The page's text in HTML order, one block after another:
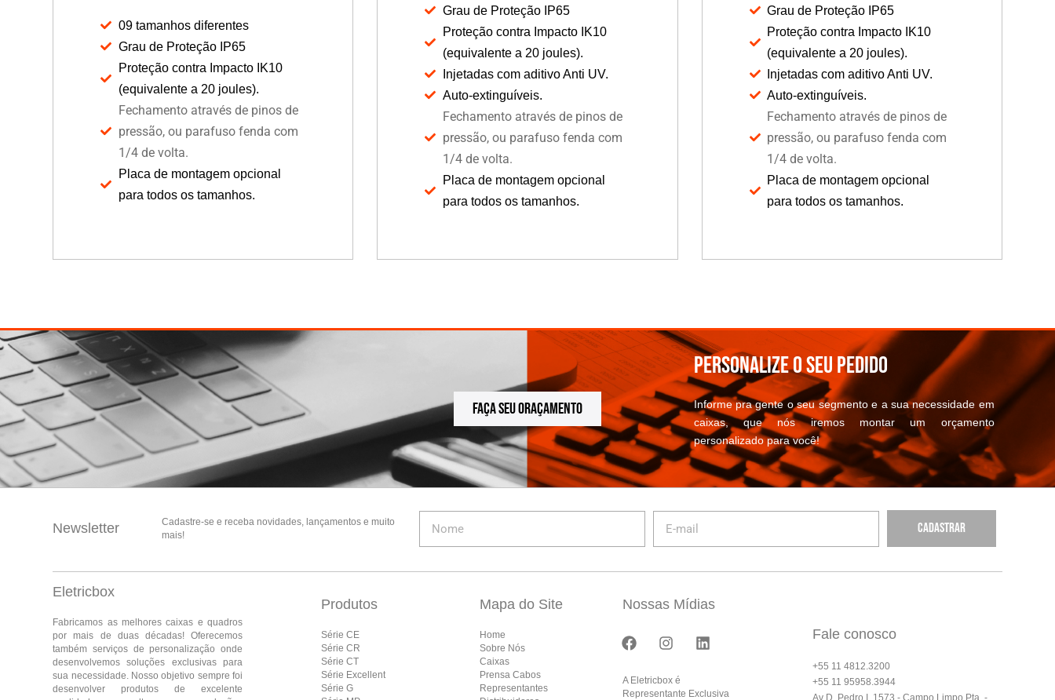
09 tamanhos diferentes
Grau de Proteção IP65
Proteção contra Impacto IK10
(equivalente a 20 joules).
Fechamento através de pinos de
pressão, ou parafuso fenda com
1/4 de volta.
Placa de montagem opcional
para todos os tamanhos.
Grau de Proteção IP65
Proteção contra Impacto IK10
(equivalente a 20 joules).
Injetadas com aditivo Anti UV.
Auto-extinguíveis.
Fechamento através de pinos de
pressão, ou parafuso fenda com
1/4 de volta.
Placa de montagem opcional
para todos os tamanhos.
Grau de Proteção IP65
Proteção contra Impacto IK10
(equivalente a 20 joules).
Injetadas com aditivo Anti UV.
Auto-extinguíveis.
Fechamento através de pinos de
pressão, ou parafuso fenda com
1/4 de volta.
Placa de montagem opcional
para todos os tamanhos.
FAÇA SEU ORAÇAMENTO
Personalize o seu pedido
Informe pra gente o seu segmento e a sua necessidade em
caixas, que nós iremos montar um orçamento
personalizado para você!
Newsletter
Cadastre-se e receba novidades, lançamentos e muito
mais!
Cadastrar
Eletricbox
Fabricamos as melhores caixas e quadros
por mais de duas décadas! Oferecemos
também serviços de personalização onde
desenvolvemos soluções exclusivas para
sua necessidade. Nosso objetivo sempre foi
desenvolver produtos de excelente
Produtos
Série CE
Série CR
Série CT
Série Excellent
Série G
Mapa do Site
Home
Sobre Nós
Caixas
Prensa Cabos
Representantes
Nossas Mídias
A Eletricbox é
Representante Exclusiva
Fale conosco
+55 11 4812.3200
+55 11 95958.3944
Av D. Pedro I, 1573 - Campo Limpo Pta. -